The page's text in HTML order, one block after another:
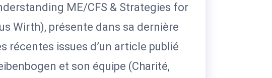
ME/CFS & Strategies for
Wirth), présente dans sa dernière
récentes issues d’un article publié
et son équipe (Charité,